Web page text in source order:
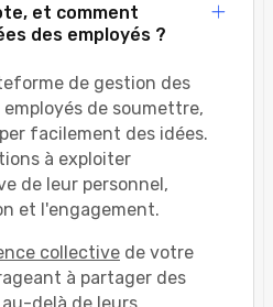
et comment
des employés ?
de gestion des
de soumettre,
facilement des idées.
à exploiter
de leur personnel,
et l'engagement.
collective de votre
à partager des